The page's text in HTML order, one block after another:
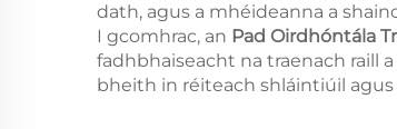
dath, agus a mhéideanna a
I gcomhrac, an Pad Oirdhóntála
fadhbhaiseacht na traenach raill
bheith in réiteach shláintiúil